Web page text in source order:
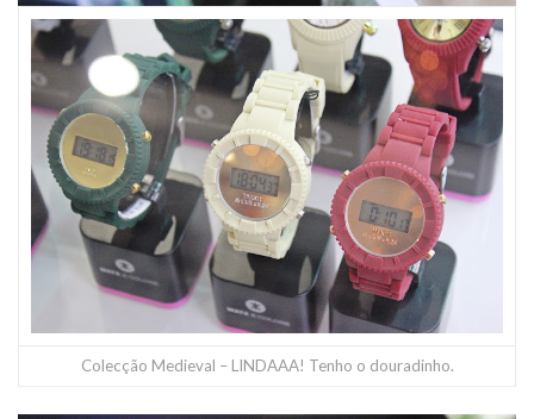
Colecção Medieval – LINDAAA! Tenho o douradinho.